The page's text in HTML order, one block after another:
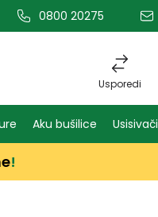
0800 20275
Usporedi
Aku bušilice Usisivači
!